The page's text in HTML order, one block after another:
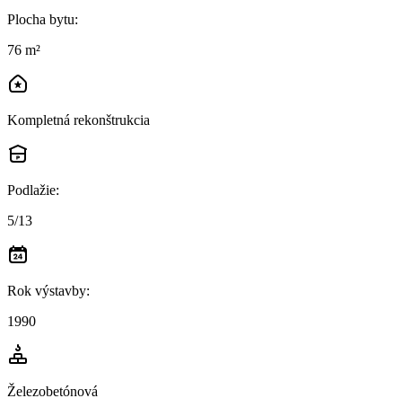
Plocha bytu:
76 m²
Kompletná rekonštrukcia
Podlažie:
5/13
Rok výstavby:
1990
Železobetónová